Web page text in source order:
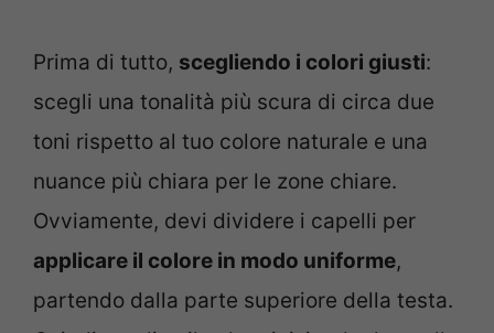
Prima di tutto, scegliendo i colori giusti:
scegli una tonalità più scura di circa due
toni rispetto al tuo colore naturale e una
nuance più chiara per le zone chiare.
Ovviamente, devi dividere i capelli per
applicare il colore in modo uniforme,
partendo dalla parte superiore della testa.